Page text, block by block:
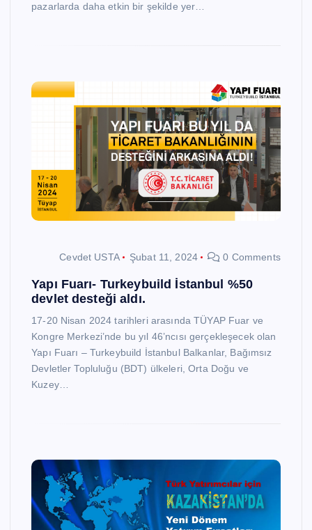
pazarlarda daha etkin bir şekilde yer…
Cevdet USTA Şubat 11, 2024 0 Comments
Yapı Fuarı- Turkeybuild İstanbul %50
devlet desteği aldı.
17-20 Nisan 2024 tarihleri arasında TÜYAP Fuar ve
Kongre Merkezi’nde bu yıl 46’ncısı gerçekleşecek olan
Yapı Fuarı – Turkeybuild İstanbul Balkanlar, Bağımsız
Devletler Topluluğu (BDT) ülkeleri, Orta Doğu ve
Kuzey…